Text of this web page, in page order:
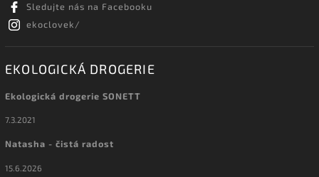
Sledujte nás na Facebooku
ekoclovek/
EKOLOGICKÁ DROGERIE
Ekologická drogerie SONETT
7.3.2021
Natasha - čistá radost
15.6.2026